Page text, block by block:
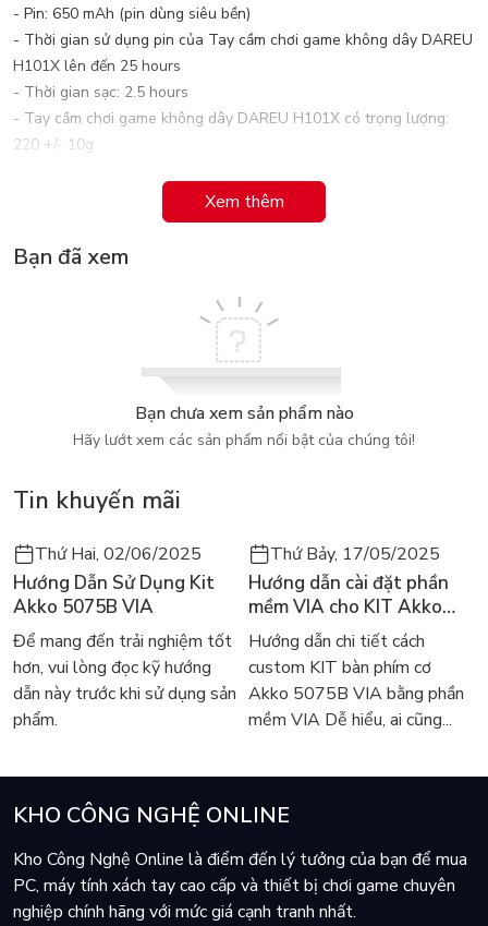
- Pin: 650 mAh (pin dùng siêu bền)
- Thời gian sử dụng pin của Tay cầm chơi game không dây DAREU
H101X lên đến 25 hours
- Thời gian sạc: 2.5 hours
- Tay cầm chơi game không dây DAREU H101X có trọng lượng:
220 +/- 10g
Xem thêm
Bạn đã xem
Bạn chưa xem sản phẩm nào
Hãy lướt xem các sản phẩm nổi bật của chúng tôi!
Tin khuyến mãi
Thứ Hai, 02/06/2025
Hướng Dẫn Sử Dụng Kit
Akko 5075B VIA
Để mang đến trải nghiệm tốt
hơn, vui lòng đọc kỹ hướng
dẫn này trước khi sử dụng sản
phẩm.
Thứ Bảy, 17/05/2025
Hướng dẫn cài đặt phần
mềm VIA cho KIT Akko
5075B VIA
Hướng dẫn chi tiết cách
custom KIT bàn phím cơ
Akko 5075B VIA bằng phần
mềm VIA Dễ hiểu, ai cũng...
KHO CÔNG NGHỆ ONLINE
Kho Công Nghệ Online là điểm đến lý tưởng của bạn để mua
PC, máy tính xách tay cao cấp và thiết bị chơi game chuyên
nghiệp chính hãng với mức giá cạnh tranh nhất.